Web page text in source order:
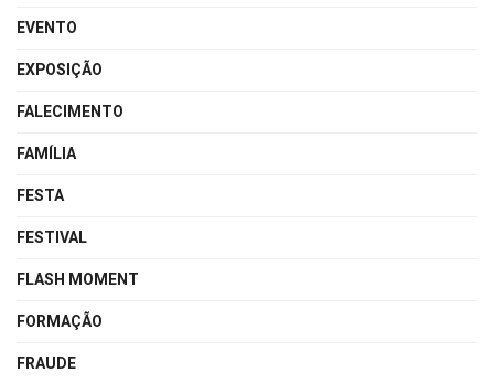
EVENTO
EXPOSIÇÃO
FALECIMENTO
FAMÍLIA
FESTA
FESTIVAL
FLASH MOMENT
FORMAÇÃO
FRAUDE